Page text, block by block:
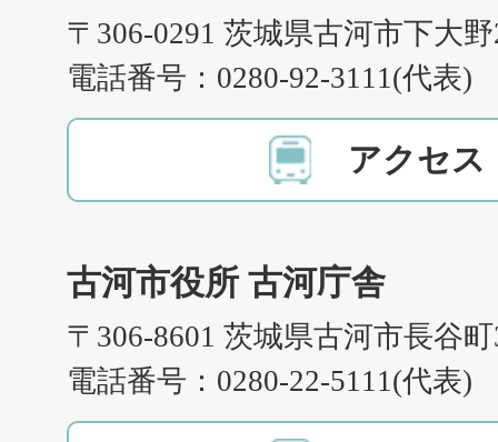
〒306-0291 茨城県古河市下大
電話番号：0280-92-3111(代表)
アクセス
古河市役所 古河庁舎
〒306-8601 茨城県古河市長谷
電話番号：0280-22-5111(代表)